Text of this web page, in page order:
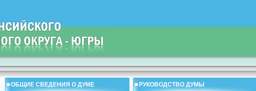
ОБЩИЕ СВЕДЕНИЯ О ДУМЕ РУКОВОДСТВО ДУМЫ